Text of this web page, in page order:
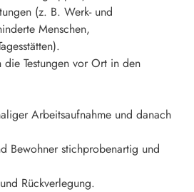
(z. B. Werk- und
Menschen,
die Testungen vor Ort in den
Arbeitsaufnahme und danach
Bewohner stichprobenartig und
Rückverlegung.